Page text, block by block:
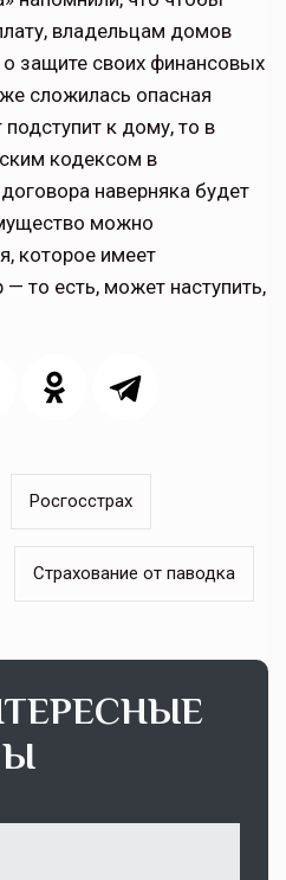
владельцам домов
защите своих финансовых
сложилась опасная
подступит к дому, то в
кодексом в
наверняка будет
можно
которое имеет
— то есть, может наступить,
Росгосстрах
Страхование от паводка